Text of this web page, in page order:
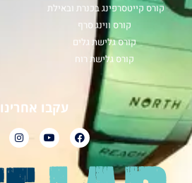
קורס קייטסרפינג בכנרת ובאילת
קורס ווינג סרף
קורס גלישת גלים
קורס גלישת רוח
עקבו אחרינו